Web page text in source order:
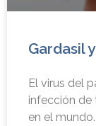
Gardasil
El virus del
infección de
en el